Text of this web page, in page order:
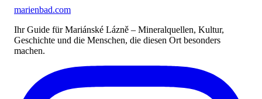
marienbad.com
Ihr Guide für Mariánské Lázně – Mineralquellen, Kultur,
Geschichte und die Menschen, die diesen Ort besonders
machen.